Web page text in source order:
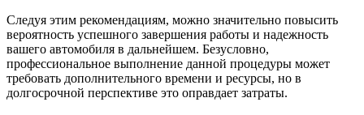
Следуя этим рекомендациям, можно значительно повысить
вероятность успешного завершения работы и надежность
вашего автомобиля в дальнейшем. Безусловно,
профессиональное выполнение данной процедуры может
требовать дополнительного времени и ресурсы, но в
долгосрочной перспективе это оправдает затраты.